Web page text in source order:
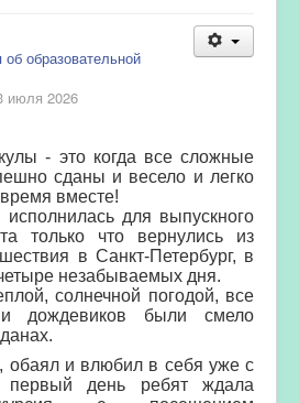
образовательной
июля 2026
- это когда все сложные
сданы и весело и легко
вместе!
для выпускного
только что вернулись из
в Санкт-Петербург, в
незабываемых дня.
солнечной погодой, все
и дождевиков были смело
обаял и влюбил в себя уже с
первый день ребят ждала